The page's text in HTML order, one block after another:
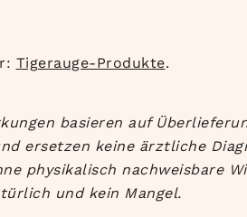
Tigerauge-Produkte.
basieren auf
ersetzen keine ärztliche
physikalisch nachweisbare
und kein Mangel.